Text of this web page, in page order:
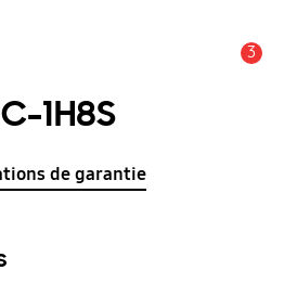
3
1H8S
de garantie